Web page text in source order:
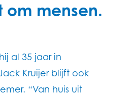
om mensen.
al 35 jaar in
Kruijer blijft ook
“Van huis uit